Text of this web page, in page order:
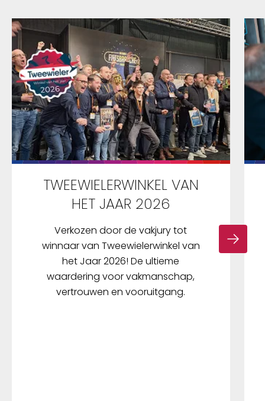
TWEEWIELERWINKEL VAN
HET JAAR 2026
Verkozen door de vakjury tot
winnaar van Tweewielerwinkel van
het Jaar 2026! De ultieme
waardering voor vakmanschap,
vertrouwen en vooruitgang.